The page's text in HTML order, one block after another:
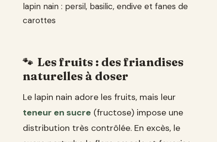
lapin nain : persil, basilic, endive et fanes de
carottes
Les fruits : des friandises
naturelles à doser
Le lapin nain adore les fruits, mais leur
teneur en sucre (fructose) impose une
distribution très contrôlée. En excès, le